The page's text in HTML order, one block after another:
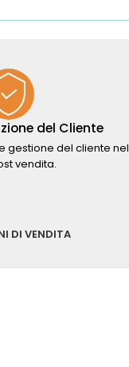
del Cliente
gestione del cliente nel
vendita.
DI VENDITA